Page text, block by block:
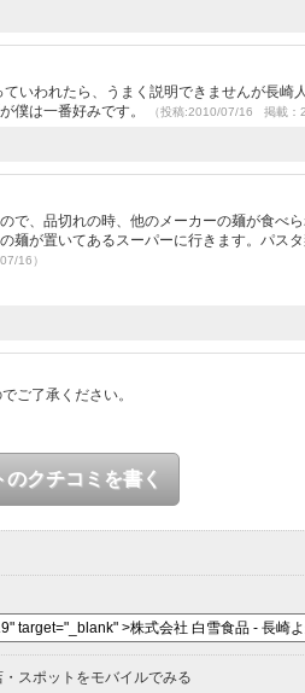
いわれたら、うまく説明できませんが長崎
僕は一番好みです。
（投稿:2010/07/16 掲載：
で、品切れの時、他のメーカーの麺が食べ
麺が置いてあるスーパーに行きます。パス
16）
ご了承ください。
クチコミを書く
・スポットをモバイルでみる